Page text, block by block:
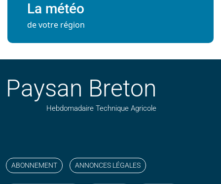
La météo
de votre région
Paysan Breton
Hebdomadaire Technique Agricole
ABONNEMENT ANNONCES LÉGALES